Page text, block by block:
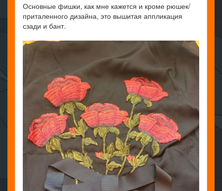
Основные фишки, как мне кажется и кроме рюшек/
приталенного дизайна, это вышитая аппликация
сзади и бант.